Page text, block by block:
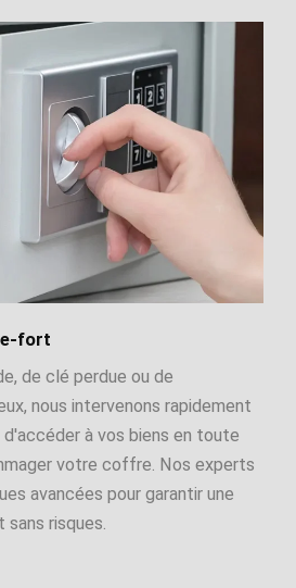
fort
de clé perdue ou de
nous intervenons rapidement
à vos biens en toute
votre coffre. Nos experts
avancées pour garantir une
risques.